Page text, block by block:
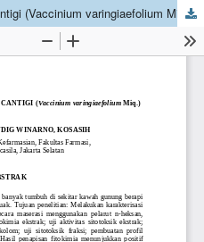
(Vaccinium varingiaefolium Miq.)